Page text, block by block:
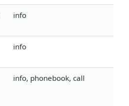
info
info
info, phonebook, call